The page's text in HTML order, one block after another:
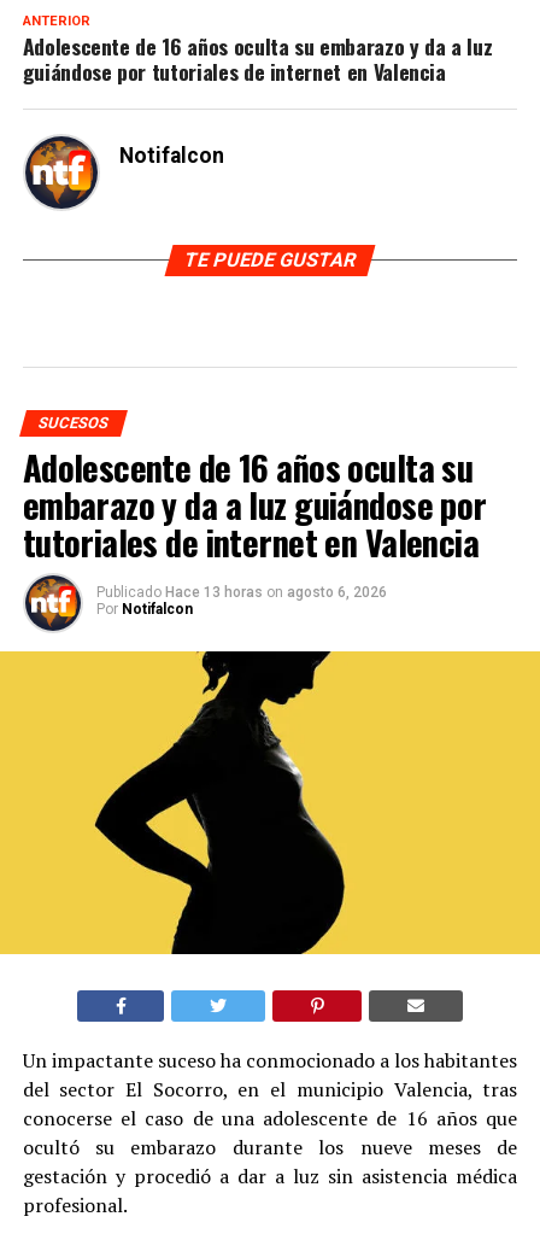
ANTERIOR
Adolescente de 16 años oculta su embarazo y da a luz
guiándose por tutoriales de internet en Valencia
Notifalcon
TE PUEDE GUSTAR
SUCESOS
Adolescente de 16 años oculta su
embarazo y da a luz guiándose por
tutoriales de internet en Valencia
Publicado Hace 13 horas on agosto 6, 2026
Por Notifalcon
Un impactante suceso ha conmocionado a los habitantes
del sector El Socorro, en el municipio Valencia, tras
conocerse el caso de una adolescente de 16 años que
ocultó su embarazo durante los nueve meses de
gestación y procedió a dar a luz sin asistencia médica
profesional.